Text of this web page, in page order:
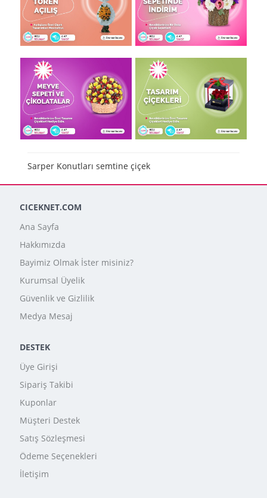
Sarper Konutları semtine çiçek
CICEKNET.COM
Ana Sayfa
Hakkımızda
Bayimiz Olmak İster misiniz?
Kurumsal Üyelik
Güvenlik ve Gizlilik
Medya Mesaj
DESTEK
Üye Girişi
Sipariş Takibi
Kuponlar
Müşteri Destek
Satış Sözleşmesi
Ödeme Seçenekleri
İletişim